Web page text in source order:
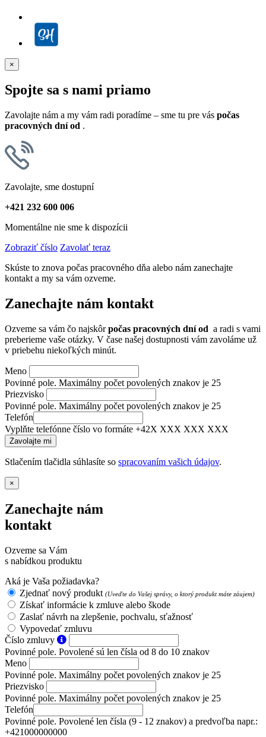
×
Spojte sa s nami priamo
Zavolajte nám a my vám radi poradíme – sme tu pre vás počas
pracovných dní od .
Zavolajte, sme dostupní
+421 232 600 006
Momentálne nie sme k dispozícii
Zobraziť číslo Zavolať teraz
Skúste to znova počas pracovného dňa alebo nám zanechajte
kontakt a my sa vám ozveme.
Zanechajte nám kontakt
Ozveme sa vám čo najskôrpočas pracovných dní od a radi s vami
preberieme vaše otázky. V čase našej dostupnosti vám zavoláme už
v priebehu niekoľkých minút.
Meno
Povinné pole. Maximálny počet povolených znakov je 25
Priezvisko
Povinné pole. Maximálny počet povolených znakov je 25
Telefón
Vyplňte telefónne číslo vo formáte +42X XXX XXX XXX
Stlačením tlačidla súhlasíte so spracovaním vašich údajov.
×
Zanechajte nám
kontakt
Ozveme sa Vám
s nabídkou produktu
Aká je Vaša požiadavka?
Zjednať nový produkt (Uveďte do Vašej správy, o ktorý produkt máte záujem)
Získať informácie k zmluve alebo škode
Zaslať návrh na zlepšenie, pochvalu, sťažnosť
Vypovedať zmluvu
Číslo zmluvy
Povinné pole. Povolené sú len čísla od 8 do 10 znakov
Meno
Povinné pole. Maximálny počet povolených znakov je 25
Priezvisko
Povinné pole. Maximálny počet povolených znakov je 25
Telefón
Povinné pole. Povolené len čísla (9 - 12 znakov) a predvoľba napr.:
+421000000000